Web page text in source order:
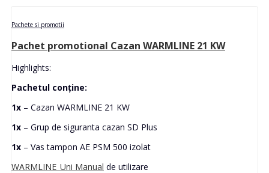
Pachete si promotii
Pachet promotional Cazan WARMLINE 21 KW
Highlights:
Pachetul conține:
1x – Cazan WARMLINE 21 KW
1x – Grup de siguranta cazan SD Plus
1x – Vas tampon AE PSM 500 izolat
WARMLINE_Uni Manual de utilizare